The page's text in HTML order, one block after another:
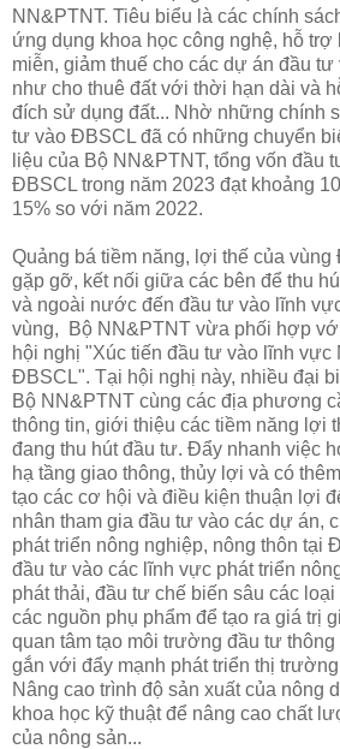
NN&PTNT. Tiêu biểu là các chính
ứng dụng khoa học công nghệ, hỗ
miễn, giảm thuế cho các dự án đầu
như cho thuê đất với thời hạn dài và
đích sử dụng đất... Nhờ những chính
tư vào ÐBSCL đã có những chuyển
liệu của Bộ NN&PTNT, tổng vốn đầu
ÐBSCL trong năm 2023 đạt khoảng
15% so với năm 2022.
Quảng bá tiềm năng, lợi thế của
gặp gỡ, kết nối giữa các bên để thu
và ngoài nước đến đầu tư vào lĩnh
vùng, Bộ NN&PTNT vừa phối hợp
hội nghị "Xúc tiến đầu tư vào lĩnh vực
ÐBSCL". Tại hội nghị này, nhiều đại
Bộ NN&PTNT cùng các địa phương
thông tin, giới thiệu các tiềm năng lợi
đang thu hút đầu tư. Ðẩy nhanh việc
hạ tầng giao thông, thủy lợi và có
tạo các cơ hội và điều kiện thuận lợi
nhân tham gia đầu tư vào các dự án,
phát triển nông nghiệp, nông thôn tại
đầu tư vào các lĩnh vực phát triển
phát thải, đầu tư chế biến sâu các
các nguồn phụ phẩm để tạo ra giá trị
quan tâm tạo môi trường đầu tư thông
gắn với đẩy mạnh phát triển thị
Nâng cao trình độ sản xuất của nông
khoa học kỹ thuật để nâng cao chất
của nông sản...